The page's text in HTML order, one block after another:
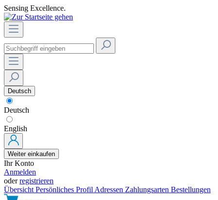
Sensing Excellence.
Deutsch
Deutsch
English
Weiter einkaufen
Ihr Konto
Anmelden
oderregistrieren
Übersicht Persönliches Profil Adressen Zahlungsarten Bestellungen